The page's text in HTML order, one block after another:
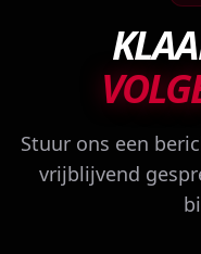
Stuur ons een
vrijblijvend